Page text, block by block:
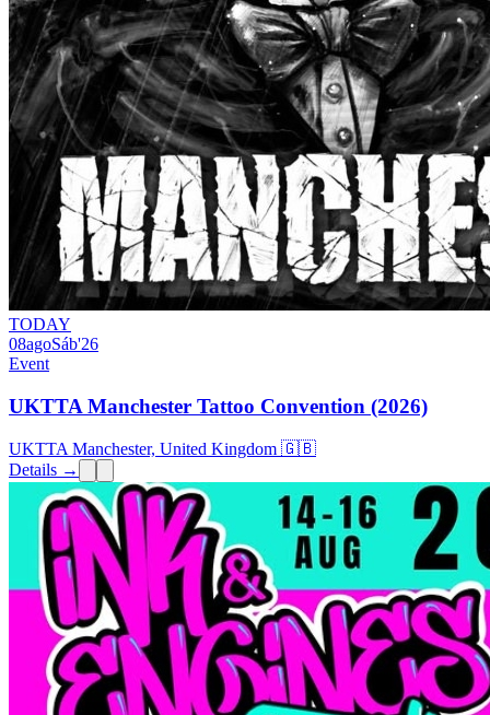
TODAY
08agoSáb'26
Event
UKTTA Manchester Tattoo Convention (2026)
UKTTA Manchester, United Kingdom 🇬🇧
Details →